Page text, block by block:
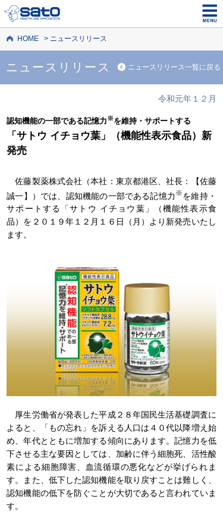
HOME ニュースリリース
ニュースリリース ニュースリリース一覧に戻る
令和元年１２月
認知機能の一部である記憶力※を維持・サポートする
「サトウ イチョウ葉」（機能性表示食品）新
発売
佐藤製薬株式会社（本社：東京都港区、社長：【佐藤
誠一】）では、認知機能の一部である記憶力 ※を維持・
サポートする「サトウ イチョウ葉」（機能性表示食
品）を２０１９年１２月１６日（月）より新発売いたし
ます。
厚生労働省が発表した平成２８年国民生活基礎調査に
よると、「もの忘れ」を訴える人口は４０代以降増え始
め、年代とともに増加する傾向にあります。記憶力を低
下させる主な要因としては、加齢に伴う細胞死、活性酸
素による細胞障害、血流循環の悪化などが挙げられま
す。また、低下した認知機能を取り戻すことは難しく、
認知機能の低下を防ぐことが大切であると言われていま
す。